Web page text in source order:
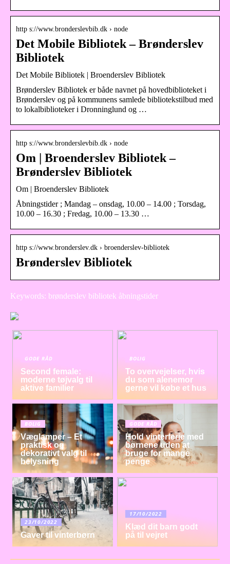
http s://www.bronderslevbib.dk › node
Det Mobile Bibliotek – Brønderslev
Bibliotek
Det Mobile Bibliotek | Broenderslev Bibliotek
Brønderslev Bibliotek er både navnet på hovedbiblioteket i
Brønderslev og på kommunens samlede bibliotekstilbud med
to lokalbiblioteker i Dronninglund og …
http s://www.bronderslevbib.dk › node
Om | Broenderslev Bibliotek –
Brønderslev Bibliotek
Om | Broenderslev Bibliotek
Åbningstider ; Mandag – onsdag, 10.00 – 14.00 ; Torsdag,
10.00 – 16.30 ; Fredag, 10.00 – 13.30 …
http s://www.bronderslev.dk › broenderslev-bibliotek
Brønderslev Bibliotek
Keywords: brønderslev bibliotek åbningstider
GODE RÅD
Second female:
moderne tøjvalg til
aktive familier
BOLIG
To overvejelser, hvis
du som alenemor
gerne vil købe et hus
BOLIG
Væglamper – Et
praktisk og
dekorativt valg til
belysning
GODE RÅD
Hold vinterferie med
børnene uden at
bruge for mange
penge
23/10/2022
Gaver til vinterbørn
17/10/2022
Klæd dit barn godt
på til vejret